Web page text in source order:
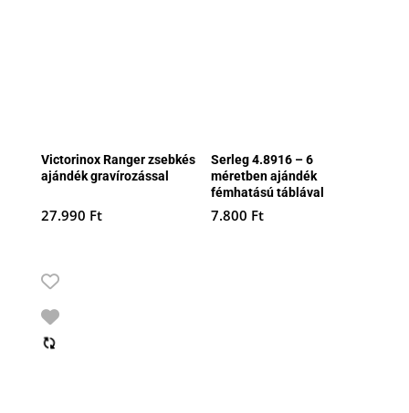
Victorinox Ranger zsebkés
ajándék gravírozással
27.990 Ft
Serleg 4.8916 – 6
méretben ajándék
fémhatású táblával
7.800 Ft